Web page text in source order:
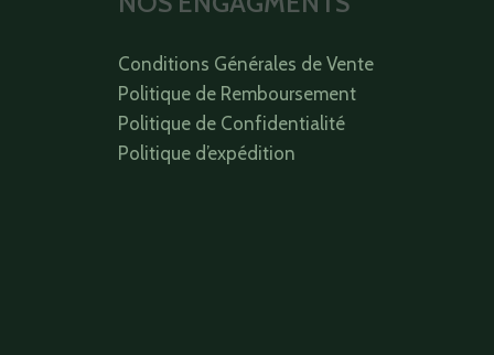
Conditions Générales de Vente
Politique de Remboursement
Politique de Confidentialité
Politique d’expédition